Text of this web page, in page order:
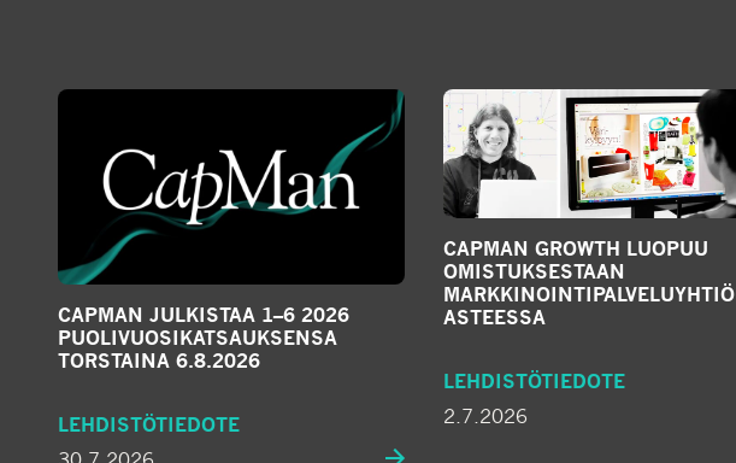
CAPMAN JULKISTAA 1–6 2026
PUOLIVUOSIKATSAUKSENSA
TORSTAINA 6.8.2026
LEHDISTÖTIEDOTE
CAPMAN GROWTH LUOPUU
OMISTUKSESTAAN
MARKKINOINTIPALVELUYHTIÖ
ASTEESSA
LEHDISTÖTIEDOTE
2.7.2026